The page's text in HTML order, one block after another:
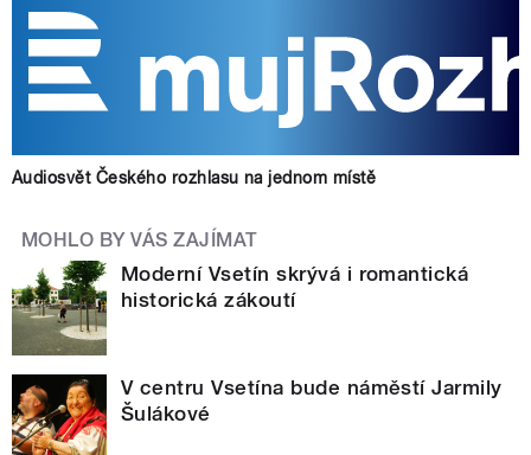
Audiosvět Českého rozhlasu na jednom místě
MOHLO BY VÁS ZAJÍMAT
Moderní Vsetín skrývá i romantická
historická zákoutí
V centru Vsetína bude náměstí Jarmily
Šulákové